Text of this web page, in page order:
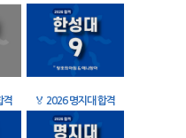
격 🏅 2026 명지대 합격